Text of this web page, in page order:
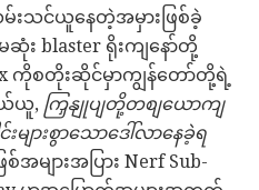
းသင်ယူနေတဲ့အမှားဖြစ်ခဲ့
blaster ရိုးကျနော်တို့
ကိုစတိုးဆိုင်မှာကျွန်တော်တို့ရဲ့
ယ်ယူ, ကြှနျုပျတို့တစျယောကျ
ျားစွာသောဒေါ်လာနေခဲ့ရ
များအပြား Nerf Sub-